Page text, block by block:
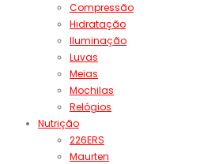
Compressão
Hidratação
Iluminação
Luvas
Meias
Mochilas
Relógios
Nutrição
226ERS
Maurten